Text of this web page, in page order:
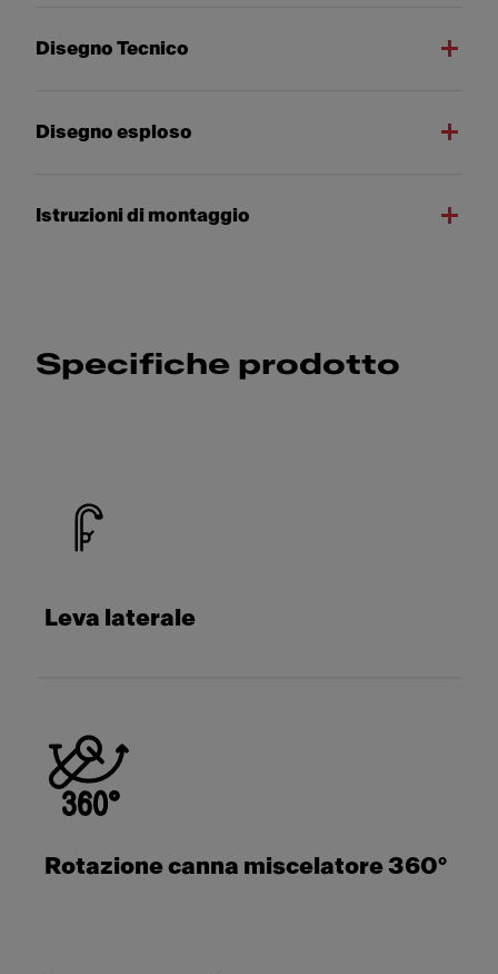
Disegno Tecnico
Disegno esploso
Istruzioni di montaggio
Specifiche prodotto
Leva laterale
Rotazione canna miscelatore 360°